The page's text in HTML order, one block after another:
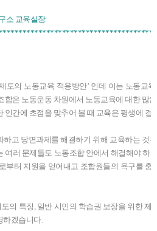
소 교육실장
도의 노동교육 적용방안’ 인데 이는 노동교
합은 노동운동 차원에서 노동교육에 대한 많
인간에 초점을 맞추어 볼 때 교육은 평생에 걸
하고 당면과제를 해결하기 위해 교육하는 것
여러 문제들도 노동조합 안에서 해결해야 하
부터 지원을 얻어내고 조합원들의 욕구를 충
의 특징, 일반 시민의 학습권 보장을 위한 제
하겠습니다.